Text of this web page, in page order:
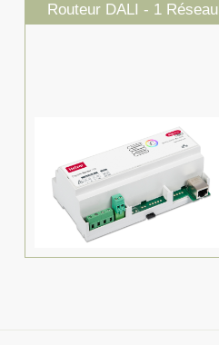
Routeur DALI - 1 Réseau